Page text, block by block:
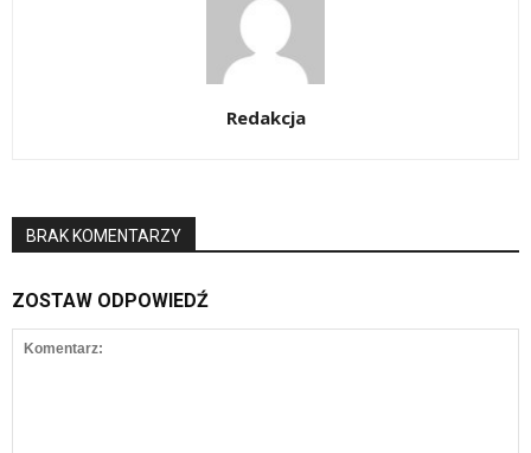
Redakcja
BRAK KOMENTARZY
ZOSTAW ODPOWIEDŹ